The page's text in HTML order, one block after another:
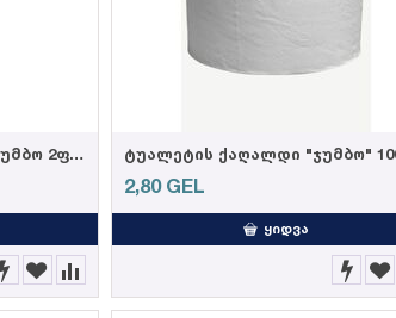
HL-ტუალეტის ქაღალდი ჯუმბო 2ფ, 100მ (12ც=4კგ)
2,80 GEL
ᲧᲘᲓᲕᲐ